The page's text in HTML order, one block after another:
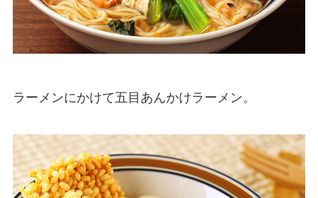
ラーメンにかけて五目あんかけラーメン。